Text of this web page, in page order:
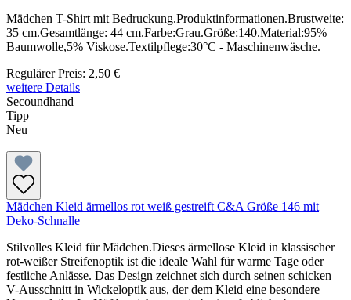
Mädchen T-Shirt mit Bedruckung.Produktinformationen.Brustweite:
35 cm.Gesamtlänge: 44 cm.Farbe:Grau.Größe:140.Material:95%
Baumwolle,5% Viskose.Textilpflege:30°C - Maschinenwäsche.
Regulärer Preis: 2,50 €
weitere Details
Secoundhand
Tipp
Neu
Mädchen Kleid ärmellos rot weiß gestreift C&A Größe 146 mit
Deko-Schnalle
Stilvolles Kleid für Mädchen.Dieses ärmellose Kleid in klassischer
rot-weißer Streifenoptik ist die ideale Wahl für warme Tage oder
festliche Anlässe. Das Design zeichnet sich durch seinen schicken
V-Ausschnitt in Wickeloptik aus, der dem Kleid eine besondere